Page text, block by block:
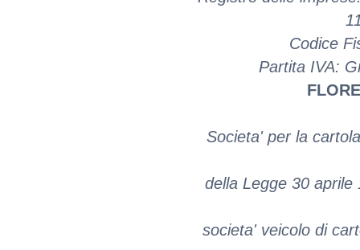
Codice
Partita IVA:
Societa' per la
della Legge 30
societa' veicolo di